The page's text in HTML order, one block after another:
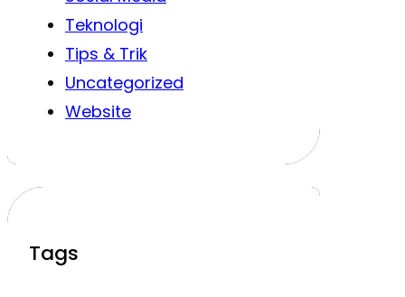
Teknologi
Tips & Trik
Uncategorized
Website
Tags